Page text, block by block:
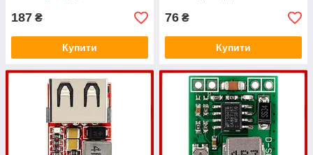
187 ₴
Купити
76 ₴
Купити